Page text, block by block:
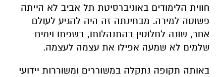
חווית הלימודים באוניברסיטת תל אביב לא הייתה
פשוטה למירה. מבחינתה זה היה להגיע לעולם
אחר, שונה לחלוטין בהתנהלותו, בשפתו וימים
שלמים לא שמעה אפילו את עצמה לעצמה.
באותה תקופה נתקלה במשוררים ומשוררות יידועי